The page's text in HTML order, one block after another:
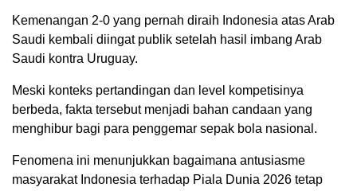
Kemenangan 2-0 yang pernah diraih Indonesia atas Arab
Saudi kembali diingat publik setelah hasil imbang Arab
Saudi kontra Uruguay.
Meski konteks pertandingan dan level kompetisinya
berbeda, fakta tersebut menjadi bahan candaan yang
menghibur bagi para penggemar sepak bola nasional.
Fenomena ini menunjukkan bagaimana antusiasme
masyarakat Indonesia terhadap Piala Dunia 2026 tetap